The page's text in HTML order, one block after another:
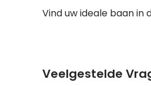
Vind uw ideale baan in
Veelgestelde